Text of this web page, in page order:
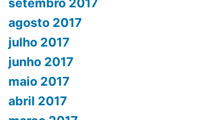
setembro 2017
agosto 2017
julho 2017
junho 2017
maio 2017
abril 2017